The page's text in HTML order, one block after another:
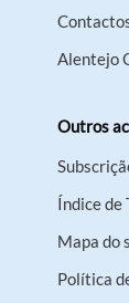
Alentejo
Outros
Índice de
Mapa do
Política